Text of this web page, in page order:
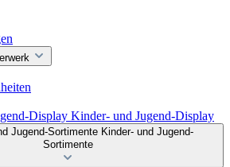
Kinder- und Jugend-Display
Kinder- und Jugend-
Sortimente